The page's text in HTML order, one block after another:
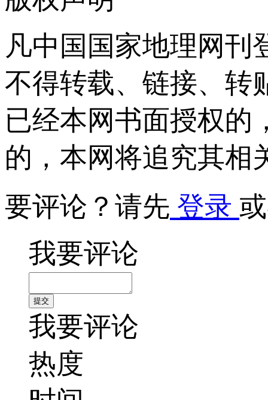
凡中国国家地理网刊
不得转载、链接、转
已经本网书面授权的
的，本网将追究其相
要评论？请先 登录
我要评论
我要评论
热度